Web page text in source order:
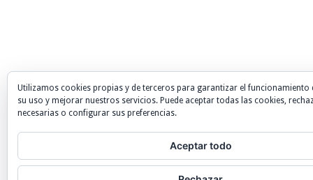
Utilizamos cookies propias y de terceros para garantizar el funcionamiento
su uso y mejorar nuestros servicios. Puede aceptar todas las cookies,
necesarias o configurar sus preferencias.
Aceptar todo